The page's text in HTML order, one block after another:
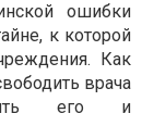
ошибки
к которой
Как
врача
его и